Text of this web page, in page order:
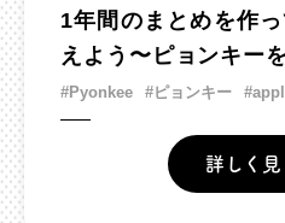
1年間のまとめを作
えよう〜ピョンキー
#Pyonkee #ピョンキー
詳しく見